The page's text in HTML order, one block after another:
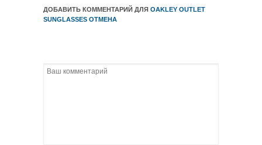
ДОБАВИТЬ КОММЕНТАРИЙ ДЛЯ OAKLEY OUTLET
SUNGLASSES ОТМЕНА